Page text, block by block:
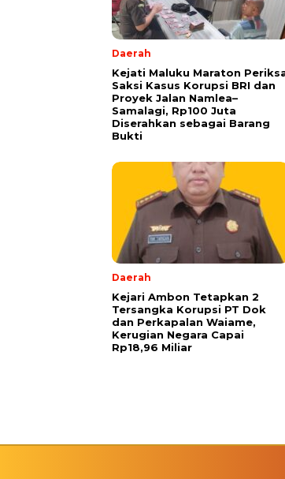
Daerah
Kejati Maluku Maraton
Saksi Kasus Korupsi BRI dan
Proyek Jalan Namlea–
Samalagi, Rp100 Juta
Diserahkan sebagai Barang
Bukti
Daerah
Kejari Ambon Tetapkan 2
Tersangka Korupsi PT Dok
dan Perkapalan Waiame,
Kerugian Negara Capai
Rp18,96 Miliar